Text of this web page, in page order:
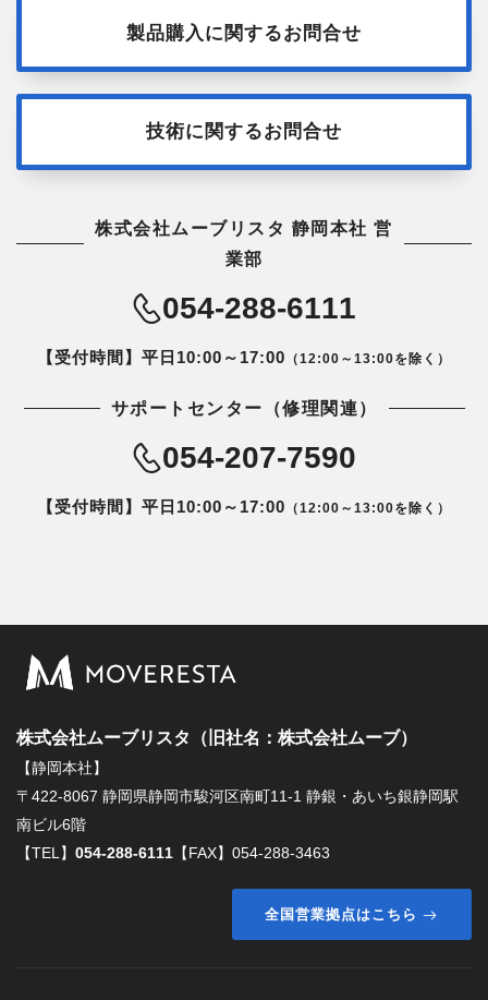
製品購入に関するお問合せ
技術に関するお問合せ
株式会社ムーブリスタ 静岡本社 営
業部
054-288-6111
【受付時間】平日10:00～17:00 （12:00～13:00を除く）
サポートセンター（修理関連）
054-207-7590
【受付時間】平日10:00～17:00 （12:00～13:00を除く）
株式会社ムーブリスタ（旧社名：株式会社ムーブ）
【静岡本社】
〒422-8067 静岡県静岡市駿河区南町11-1 静銀・あいち銀静岡駅
南ビル6階
【TEL】 054-288-6111 【FAX】054-288-3463
全国営業拠点はこちら